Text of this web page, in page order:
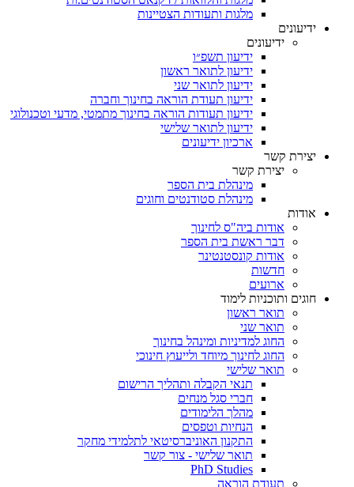
מלגות ותעודות הצטיינות
ידיעונים
ידיעונים
ידיעון תשפ״ו
ידיעון לתואר ראשון
ידיעון לתואר שני
ידיעון תעודת הוראה בחינוך וחברה
ידיעון תעודות הוראה בחינוך מתמטי, מדעי וטכנולוגי
ידיעון לתואר שלישי
ארכיון ידיעונים
יצירת קשר
יצירת קשר
מינהלת בית הספר
מינהלת סטודנטים וחוגים
אודות
אודות ביה"ס לחינוך
דבר ראשת בית הספר
אודות קונסטנטינר
חדשות
ארועים
חוגים ותוכניות לימוד
תואר ראשון
תואר שני
החוג למדיניות ומינהל בחינוך
החוג לחינוך מיוחד ולייעוץ חינוכי
תואר שלישי
תנאי הקבלה ותהליך הרישום
חברי סגל מנחים
מהלך הלימודים
הנחיות וטפסים
התקנון האוניברסיטאי לתלמידי מחקר
תואר שלישי - צור קשר
PhD Studies
תעודת הוראה